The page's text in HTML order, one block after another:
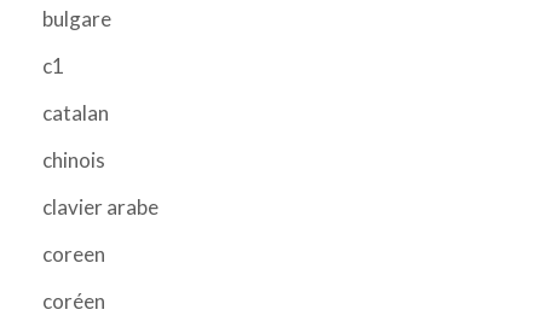
bulgare
c1
catalan
chinois
clavier arabe
coreen
coréen